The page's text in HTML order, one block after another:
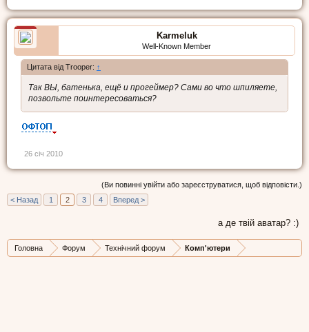
Karmeluk
Well-Known Member
Цитата від Trooper: ↑
Так ВЫ, батенька, ещё и прогеймер? Сами во что шпиляете,
позвольте поинтересоваться?
26 січ 2010
(Ви повинні увійти або зареєструватися, щоб відповісти.)
< Назад
1 2 3 4 Вперед >
а де твій аватар? :)
Головна Форум Технічний форум Комп'ютери